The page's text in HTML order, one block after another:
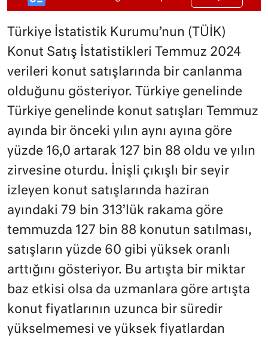
Türkiye İstatistik Kurumu’nun (TÜİK)
Konut Satış İstatistikleri Temmuz 2024
verileri konut satışlarında bir canlanma
olduğunu gösteriyor. Türkiye genelinde
Türkiye genelinde konut satışları Temmuz
ayında bir önceki yılın aynı ayına göre
yüzde 16,0 artarak 127 bin 88 oldu ve yılın
zirvesine oturdu. İnişli çıkışlı bir seyir
izleyen konut satışlarında haziran
ayındaki 79 bin 313’lük rakama göre
temmuzda 127 bin 88 konutun satılması,
satışların yüzde 60 gibi yüksek oranlı
arttığını gösteriyor. Bu artışta bir miktar
baz etkisi olsa da uzmanlara göre artışta
konut fiyatlarının uzunca bir süredir
yükselmemesi ve yüksek fiyatlardan